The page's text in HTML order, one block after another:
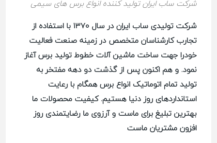
شرکت ساب ایران تولید کننده انواع برس های سیمی
شرکت تولیدی ساب ایران در سال ۱۳۷۰ با استفاده از
تجارب کارشناسان متخصص در زمینه صنعت فعالیت
خودرا جهت ساخت ماشین آلات خطوط تولید برس آغاز
نمود. و هم اکنون پس از گذشت دو دهه مفتخر به
تولید تمام اتوماتیک انواع برس همگام با رعایت
استانداردهای روز دنیا هستیم. کیفیت محصولات ما
بهترین تبلیغ برای ماست و آرزوی ما رضایتمندی روز
افزون مشتریان ماست